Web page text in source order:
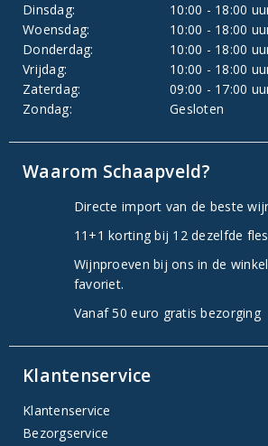
Dinsdag:
10:00 - 18:00
Woensdag:
10:00 - 18:00
Donderdag:
10:00 - 18:00
Vrijdag:
10:00 - 18:00
Zaterdag:
09:00 - 17:00
Zondag:
Gesloten
Waarom Schaapveld?
Directe import van de beste
11+1 korting bij 12 dezelfde
Wijnproeven bij ons in de
favoriet.
Vanaf 50 euro gratis bezorging
Klantenservice
Klantenservice
Bezorgservice